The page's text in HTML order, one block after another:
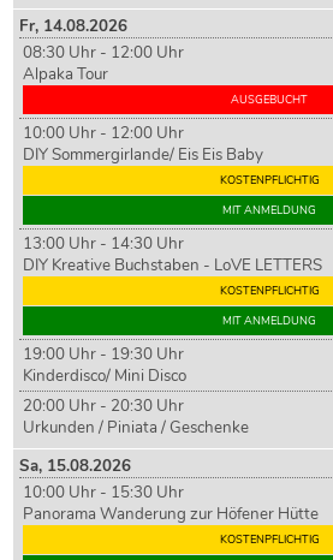
Fr, 14.08.2026
08:30 Uhr - 12:00 Uhr
Alpaka Tour
AUSGEBUCHT
10:00 Uhr - 12:00 Uhr
DIY Sommergirlande/ Eis Eis Baby
KOSTENPFLICHTIG
MIT ANMELDUNG
13:00 Uhr - 14:30 Uhr
DIY Kreative Buchstaben - LoVE LETTERS
KOSTENPFLICHTIG
MIT ANMELDUNG
19:00 Uhr - 19:30 Uhr
Kinderdisco/ Mini Disco
20:00 Uhr - 20:30 Uhr
Urkunden / Piniata / Geschenke
Sa, 15.08.2026
10:00 Uhr - 15:30 Uhr
Panorama Wanderung zur Höfener Hütte
KOSTENPFLICHTIG